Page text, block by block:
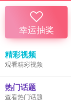
幸运抽奖
精彩视频
观看精彩视频
热门话题
查看热门话题